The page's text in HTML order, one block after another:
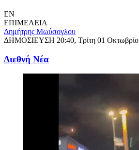
EN
ΕΠΙΜΕΛΕΙΑ
Δημήτρης Μωύσογλου
ΔΗΜΟΣΙΕΥΣΗ 20:40, Τρίτη 01
Διεθνή Νέα